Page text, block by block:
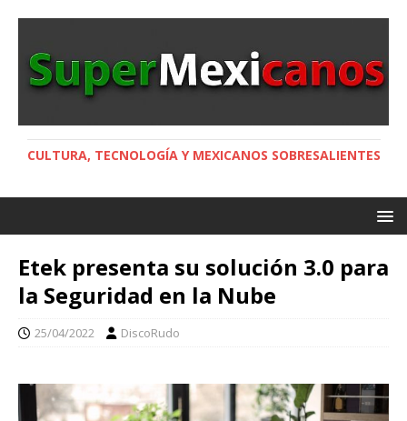
CULTURA, TECNOLOGÍA Y MEXICANOS SOBRESALIENTES
Etek presenta su solución 3.0 para
la Seguridad en la Nube
25/04/2022 DiscoRudo